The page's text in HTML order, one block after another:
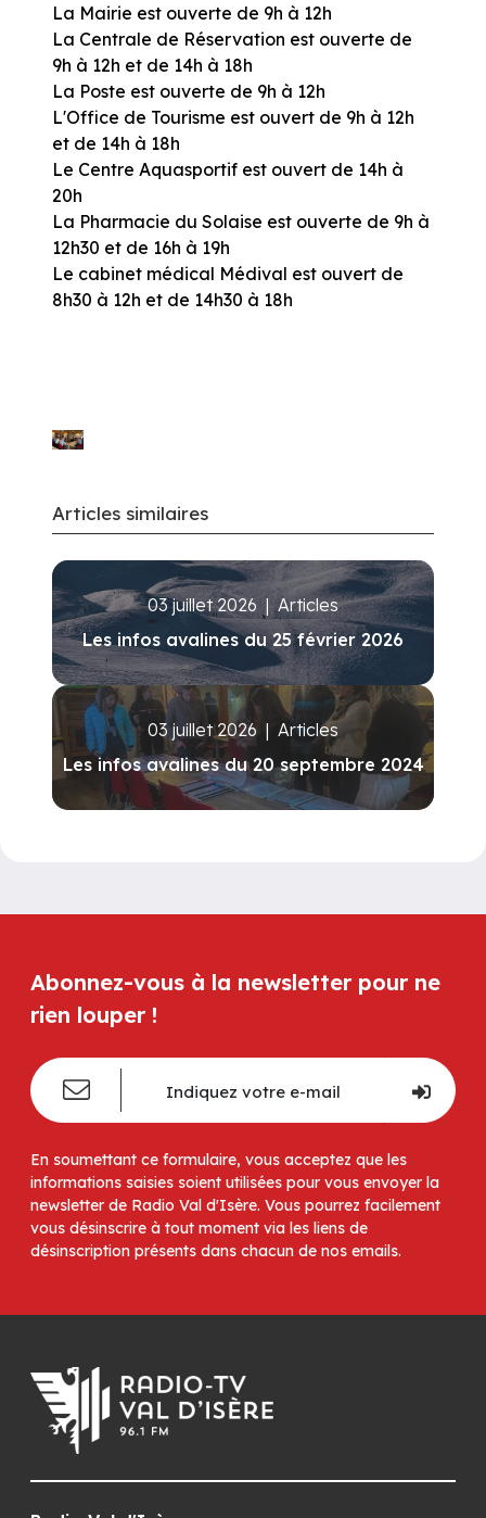
La Mairie est ouverte de 9h à 12h
La Centrale de Réservation est ouverte de
9h à 12h et de 14h à 18h
La Poste est ouverte de 9h à 12h
L'Office de Tourisme est ouvert de 9h à 12h
et de 14h à 18h
Le Centre Aquasportif est ouvert de 14h à
20h
La Pharmacie du Solaise est ouverte de 9h à
12h30 et de 16h à 19h
Le cabinet médical Médival est ouvert de
8h30 à 12h et de 14h30 à 18h
Articles similaires
03 juillet 2026 | Articles
Les infos avalines du 25 février 2026
03 juillet 2026 | Articles
Les infos avalines du 20 septembre 2024
Abonnez-vous à la newsletter pour ne
rien louper !
En soumettant ce formulaire, vous acceptez que les
informations saisies soient utilisées pour vous envoyer la
newsletter de Radio Val d'Isère. Vous pourrez facilement
vous désinscrire à tout moment via les liens de
désinscription présents dans chacun de nos emails.